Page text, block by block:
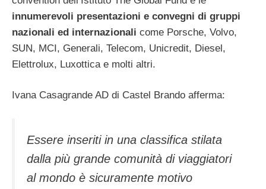
innumerevoli presentazioni e convegni di gruppi
nazionali ed internazionali come Porsche, Volvo,
SUN, MCI, Generali, Telecom, Unicredit, Diesel,
Elettrolux, Luxottica e molti altri.
Ivana Casagrande AD di Castel Brando afferma:
Essere inseriti in una classifica stilata
dalla più grande comunità di viaggiatori
al mondo è sicuramente motivo